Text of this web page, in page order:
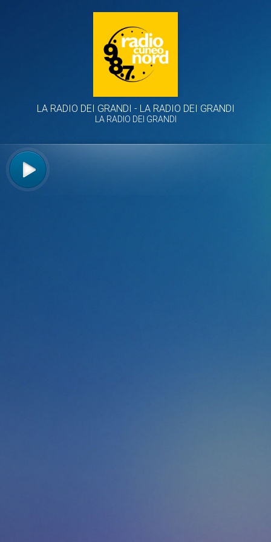
LA RADIO DEI GRANDI LA RADIO DEI GRANDI
LA RADIO DEI GRANDI